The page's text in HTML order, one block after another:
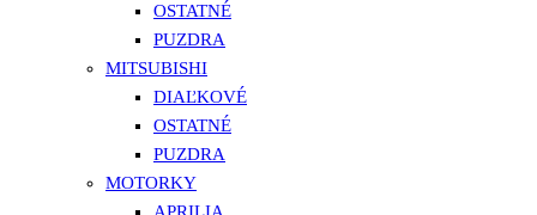
OSTATNÉ
PUZDRA
MITSUBISHI
DIAĽKOVÉ
OSTATNÉ
PUZDRA
MOTORKY